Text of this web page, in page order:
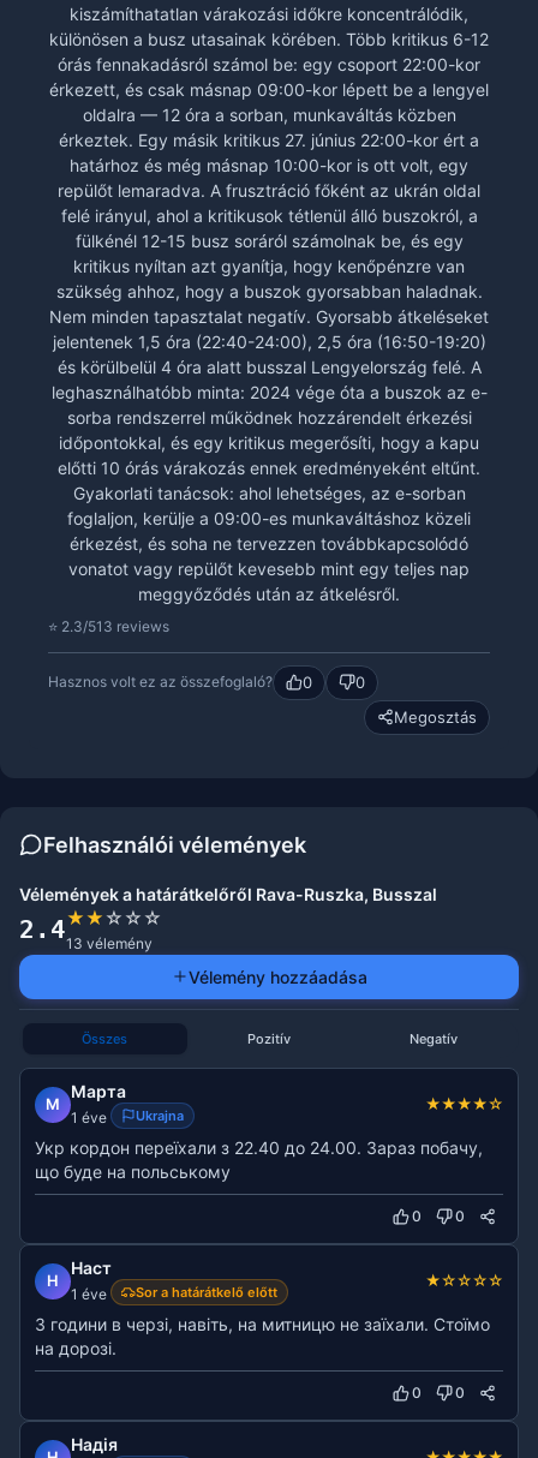
kiszámíthatatlan várakozási időkre koncentrálódik,
különösen a busz utasainak körében. Több kritikus 6-12
órás fennakadásról számol be: egy csoport 22:00-kor
érkezett, és csak másnap 09:00-kor lépett be a lengyel
oldalra — 12 óra a sorban, munkaváltás közben
érkeztek. Egy másik kritikus 27. június 22:00-kor ért a
határhoz és még másnap 10:00-kor is ott volt, egy
repülőt lemaradva. A frusztráció főként az ukrán oldal
felé irányul, ahol a kritikusok tétlenül álló buszokról, a
fülkénél 12-15 busz soráról számolnak be, és egy
kritikus nyíltan azt gyanítja, hogy kenőpénzre van
szükség ahhoz, hogy a buszok gyorsabban haladnak.
Nem minden tapasztalat negatív. Gyorsabb átkeléseket
jelentenek 1,5 óra (22:40-24:00), 2,5 óra (16:50-19:20)
és körülbelül 4 óra alatt busszal Lengyelország felé. A
leghasználhatóbb minta: 2024 vége óta a buszok az e-
sorba rendszerrel működnek hozzárendelt érkezési
időpontokkal, és egy kritikus megerősíti, hogy a kapu
előtti 10 órás várakozás ennek eredményeként eltűnt.
Gyakorlati tanácsok: ahol lehetséges, az e-sorban
foglaljon, kerülje a 09:00-es munkaváltáshoz közeli
érkezést, és soha ne tervezzen továbbkapcsolódó
vonatot vagy repülőt kevesebb mint egy teljes nap
meggyőződés után az átkelésről.
⭐ 2.3/513 reviews
Hasznos volt ez az összefoglaló? 0
0
Megosztás
Felhasználói vélemények
Vélemények a határátkelőről Rava-Ruszka, Busszal
2.4★★☆☆☆
13 vélemény
Vélemény hozzáadása
Összes Pozitív Negatív
М
Марта
1 éve Ukrajna
★★★★☆
Укр кордон переїхали з 22.40 до 24.00. Зараз побачу,
що буде на польському
0 0
Н
Наст
1 éve Sor a határátkelő előtt
★☆☆☆☆
3 години в черзі, навіть, на митницю не заїхали. Стоїмо
на дорозі.
0 0
Надія